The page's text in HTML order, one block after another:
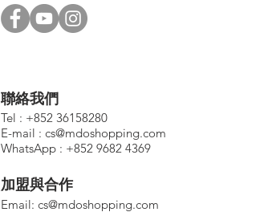
加盟與合作
​Email: cs@mdoshopping.com
聯絡我們
Tel : +852 36158280
E-mail : cs@mdoshopping.com
WhatsApp : +852 9682 4369